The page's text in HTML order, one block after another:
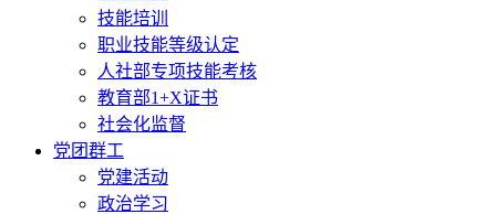
技能培训
职业技能等级认定
人社部专项技能考核
教育部1+X证书
社会化监督
党团群工
党建活动
政治学习